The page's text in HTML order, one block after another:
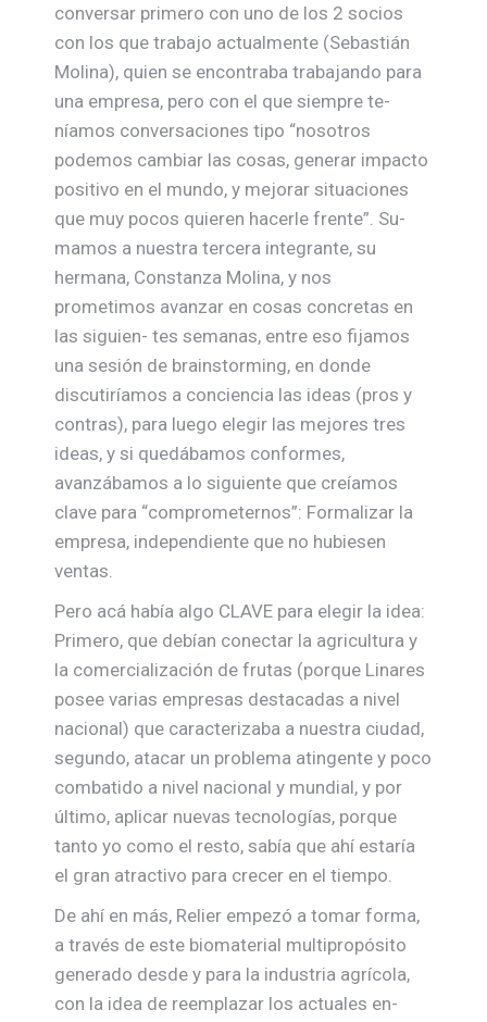
conversar primero con uno de los 2 socios
con los que trabajo actualmente (Sebastián
Molina), quien se encontraba trabajando para
una empresa, pero con el que siempre te-
níamos conversaciones tipo “nosotros
podemos cambiar las cosas, generar impacto
positivo en el mundo, y mejorar situaciones
que muy pocos quieren hacerle frente”. Su-
mamos a nuestra tercera integrante, su
hermana, Constanza Molina, y nos
prometimos avanzar en cosas concretas en
las siguien- tes semanas, entre eso fijamos
una sesión de brainstorming, en donde
discutiríamos a conciencia las ideas (pros y
contras), para luego elegir las mejores tres
ideas, y si quedábamos conformes,
avanzábamos a lo siguiente que creíamos
clave para “comprometernos”: Formalizar la
empresa, independiente que no hubiesen
ventas.
Pero acá había algo CLAVE para elegir la idea:
Primero, que debían conectar la agricultura y
la comercialización de frutas (porque Linares
posee varias empresas destacadas a nivel
nacional) que caracterizaba a nuestra ciudad,
segundo, atacar un problema atingente y poco
combatido a nivel nacional y mundial, y por
último, aplicar nuevas tecnologías, porque
tanto yo como el resto, sabía que ahí estaría
el gran atractivo para crecer en el tiempo.
De ahí en más, Relier empezó a tomar forma,
a través de este biomaterial multipropósito
generado desde y para la industria agrícola,
con la idea de reemplazar los actuales en-